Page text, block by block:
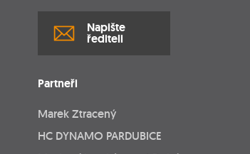
Napište
řediteli
Partneři
Marek Ztracený
HC DYNAMO PARDUBICE